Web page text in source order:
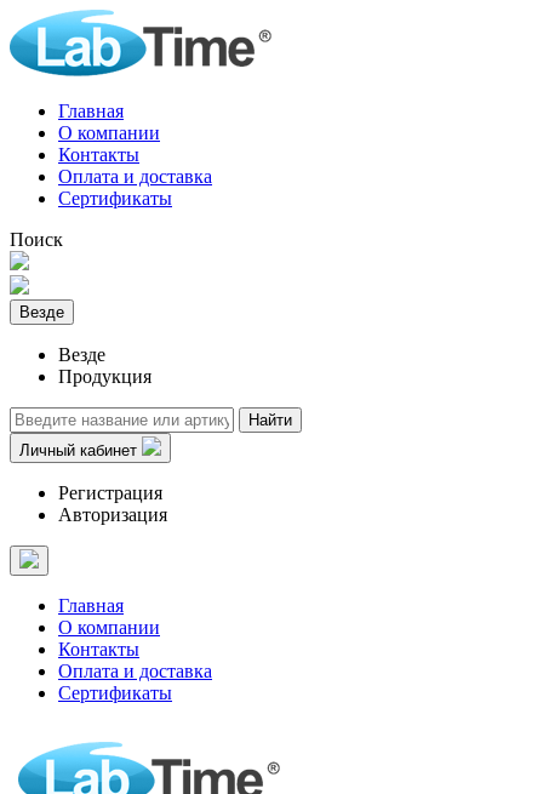
Главная
О компании
Контакты
Оплата и доставка
Сертификаты
Поиск
Везде
Везде
Продукция
Найти
Личный кабинет
Регистрация
Авторизация
Главная
О компании
Контакты
Оплата и доставка
Сертификаты